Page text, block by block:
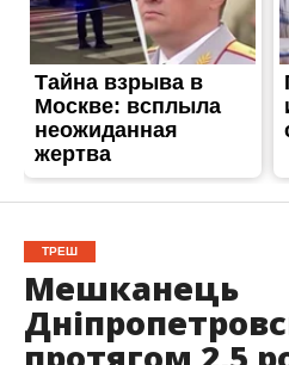
ТРЕШ
Мешканець